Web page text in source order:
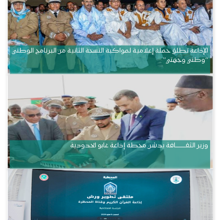
الإذاعة تطلق حملة إعلامية لمواكبة النسخة الثانية من البرنامج الوطني
“وطني وجهتي”
وزير الثقــــــــــافة يدشن محطة إذاعة غابو الحدودية